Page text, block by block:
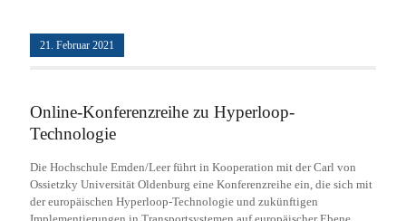
21. Februar 2021
Online-Konferenzreihe zu Hyperloop-
Technologie
Die Hochschule Emden/Leer führt in Kooperation mit der Carl von
Ossietzky Universität Oldenburg eine Konferenzreihe ein, die sich mit
der europäischen Hyperloop-Technologie und zukünftigen